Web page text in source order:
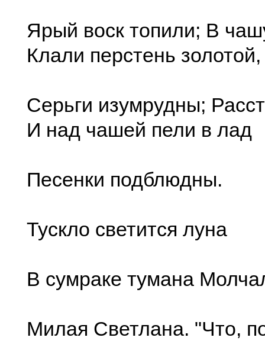
Ярый воск топили; В
Клали перстень золотой,
Серьги изумрудны;
И над чашей пели в лад
Песенки подблюдны.
Тускло светится луна
В сумраке тумана
Милая Светлана. "Что,